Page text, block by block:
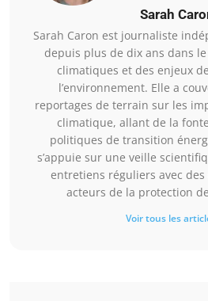
Sarah
Sarah Caron est journaliste
depuis plus de dix ans dans
climatiques et des enjeux
l’environnement. Elle a
reportages de terrain sur les
climatique, allant de la
politiques de transition
s’appuie sur une veille
entretiens réguliers avec
acteurs de la protection
Voir tous les